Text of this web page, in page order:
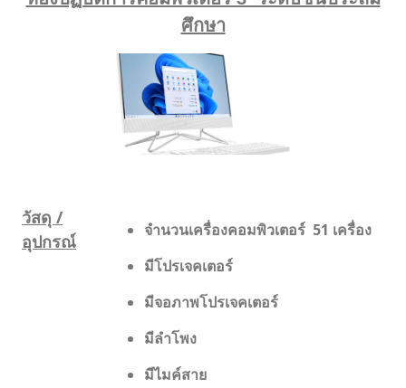
ศึกษา
วัสดุ /
อุปกรณ์
จำนวนเครื่องคอมพิวเตอร์ 51 เครื่อง
มีโปรเจคเตอร์
มีจอภาพโปรเจคเตอร์
มีลำโพง
มีไมค์สาย